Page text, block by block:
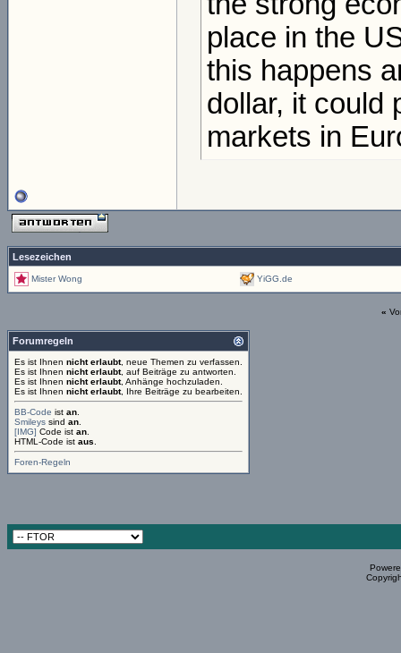
place in the
this happens
dollar, it could
markets in
Lesezeichen
Mister Wong YiGG.de
«
Forumregeln
Es ist Ihnen nicht erlaubt, neue Themen zu verfassen.
Es ist Ihnen nicht erlaubt, auf Beiträge zu antworten.
Es ist Ihnen nicht erlaubt, Anhänge hochzuladen.
Es ist Ihnen nicht erlaubt, Ihre Beiträge zu bearbeiten.
BB-Code ist an
Smileys sind an
[IMG] Code ist an
HTML-Code ist aus
Foren-Regeln